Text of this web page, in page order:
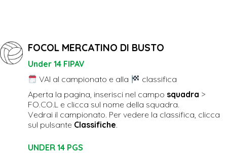
FOCOL MERCATINO DI BUSTO
Under 14 FIPAV
VAI al campionato e alla
classifica
Aperta la pagina, inserisci nel campo squadra >
FO.CO.L e clicca sul nome della squadra.
Vedrai il campionato. Per vedere la classifica, clicca
sul pulsante Classifiche.
UNDER 14 PGS